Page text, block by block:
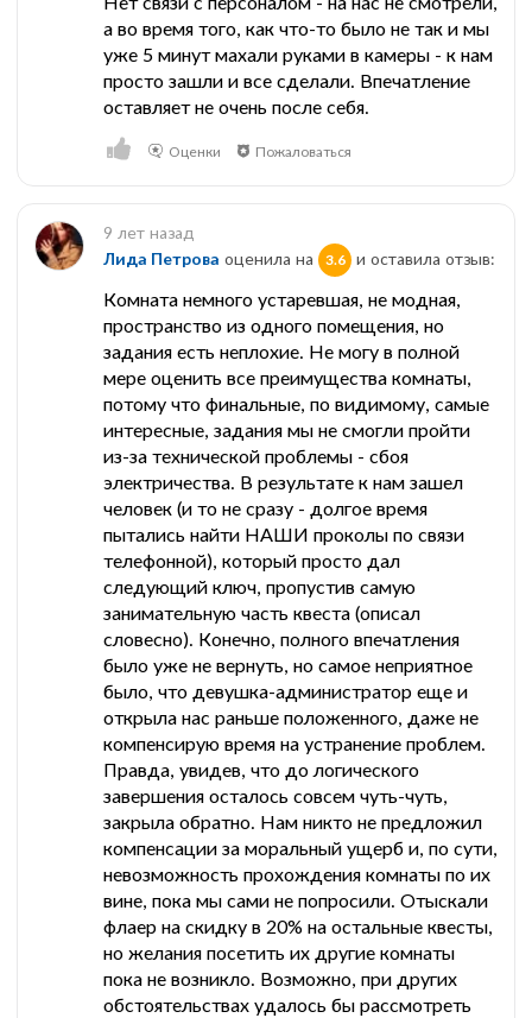
а во время того, как что-то было не так и мы
уже 5 минут махали руками в камеры - к нам
просто зашли и все сделали. Впечатление
оставляет не очень после себя.
Оценки Пожаловаться
9 лет назад
Лида Петрова оценила на 3.6 и оставила отзыв:
Комната немного устаревшая, не модная,
пространство из одного помещения, но
задания есть неплохие. Не могу в полной
мере оценить все преимущества комнаты,
потому что финальные, по видимому, самые
интересные, задания мы не смогли пройти
из-за технической проблемы - сбоя
электричества. В результате к нам зашел
человек (и то не сразу - долгое время
пытались найти НАШИ проколы по связи
телефонной), который просто дал
следующий ключ, пропустив самую
занимательную часть квеста (описал
словесно). Конечно, полного впечатления
было уже не вернуть, но самое неприятное
было, что девушка-администратор еще и
открыла нас раньше положенного, даже не
компенсирую время на устранение проблем.
Правда, увидев, что до логического
завершения осталось совсем чуть-чуть,
закрыла обратно. Нам никто не предложил
компенсации за моральный ущерб и, по сути,
невозможность прохождения комнаты по их
вине, пока мы сами не попросили. Отыскали
флаер на скидку в 20% на остальные квесты,
но желания посетить их другие комнаты
пока не возникло. Возможно, при других
обстоятельствах удалось бы рассмотреть